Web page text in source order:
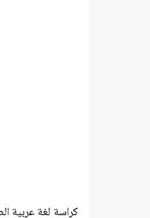
كراسة لغة عربية